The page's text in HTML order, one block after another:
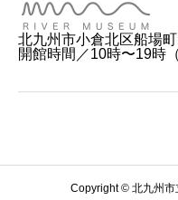
北九州市小倉北区船場
開館時間／10時〜19時
Copyright © 北九州